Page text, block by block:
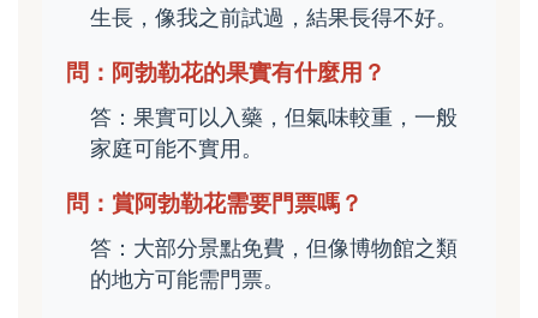
生長，像我之前試過，結果長得不好。
問：阿勃勒花的果實有什麼用？
答：果實可以入藥，但氣味較重，一般
家庭可能不實用。
問：賞阿勃勒花需要門票嗎？
答：大部分景點免費，但像博物館之類
的地方可能需門票。